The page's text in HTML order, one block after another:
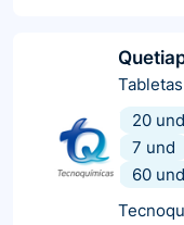
Tabletas
20 und
7 und
60 und